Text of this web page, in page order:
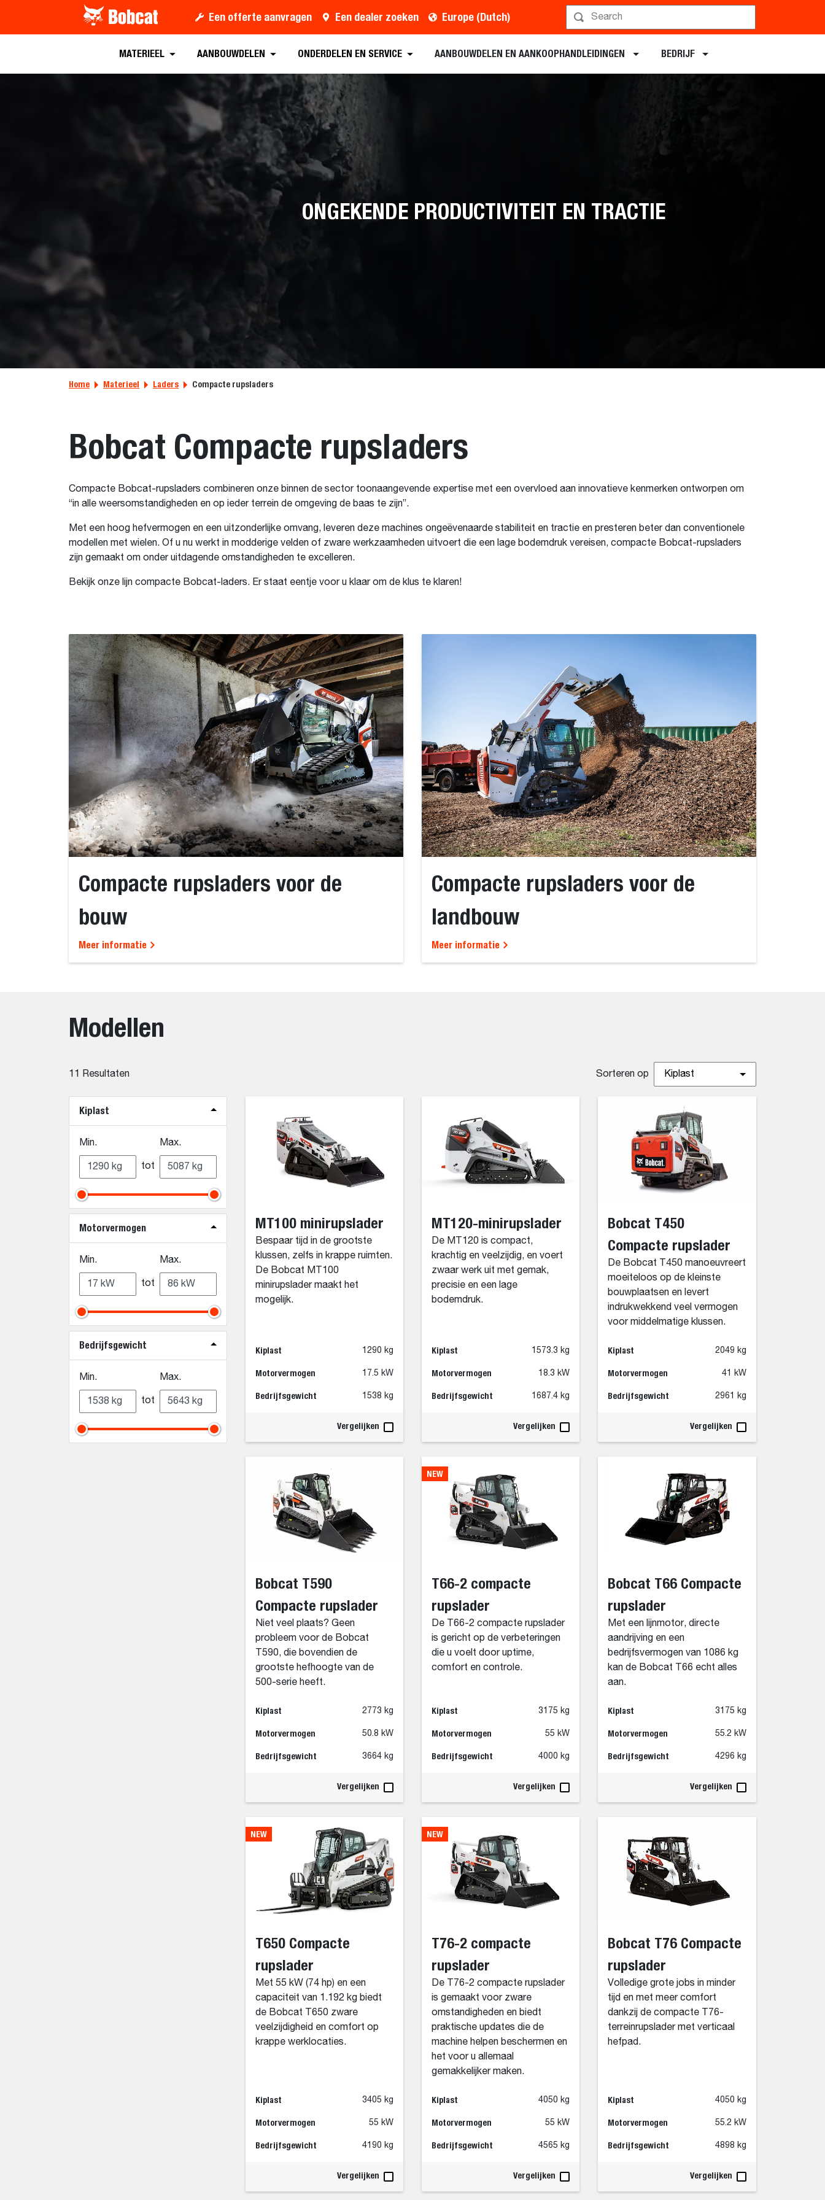
Een offerte aanvragen Een dealer zoeken Europe (Dutch)
MATERIEEL AANBOUWDELEN ONDERDELEN EN SERVICE AANBOUWDELEN EN AANKOOPHANDLEIDINGEN BEDRIJF
ONGEKENDE PRODUCTIVITEIT EN TRACTIE
Home Materieel Laders Compacte rupsladers
Bobcat Compacte rupsladers
Compacte Bobcat-rupsladers combineren onze binnen de sector toonaangevende expertise met een overvloed aan innovatieve kenmerken ontworpen om
“in alle weersomstandigheden en op ieder terrein de omgeving de baas te zijn”.
Met een hoog hefvermogen en een uitzonderlijke omvang, leveren deze machines ongeëvenaarde stabiliteit en tractie en presteren beter dan conventionele
modellen met wielen. Of u nu werkt in modderige velden of zware werkzaamheden uitvoert die een lage bodemdruk vereisen, compacte Bobcat-rupsladers
zijn gemaakt om onder uitdagende omstandigheden te excelleren.
Bekijk onze lijn compacte Bobcat-laders. Er staat eentje voor u klaar om de klus te klaren!
Compacte rupsladers voor de
bouw
Meer informatie
Compacte rupsladers voor de
landbouw
Meer informatie
Modellen
11 Resultaten Sorteren op Kiplast
Kiplast
Min.
tot
Max.
Motorvermogen
Min.
tot
Max.
Bedrijfsgewicht
Min.
tot
Max.
MT100 minirupslader
Bespaar tijd in de grootste
klussen, zelfs in krappe ruimten.
De Bobcat MT100
minirupslader maakt het
mogelijk.
Kiplast 1290 kg
Motorvermogen 17.5 kW
Bedrijfsgewicht 1538 kg
Vergelijken
MT120-minirupslader
De MT120 is compact,
krachtig en veelzijdig, en voert
zwaar werk uit met gemak,
precisie en een lage
bodemdruk.
Kiplast 1573.3 kg
Motorvermogen 18.3 kW
Bedrijfsgewicht 1687.4 kg
Vergelijken
Bobcat T450
Compacte rupslader
De Bobcat T450 manoeuvreert
moeiteloos op de kleinste
bouwplaatsen en levert
indrukwekkend veel vermogen
voor middelmatige klussen.
Kiplast 2049 kg
Motorvermogen 41 kW
Bedrijfsgewicht 2961 kg
Vergelijken
Bobcat T590
Compacte rupslader
Niet veel plaats? Geen
probleem voor de Bobcat
T590, die bovendien de
grootste hefhoogte van de
500-serie heeft.
Kiplast 2773 kg
Motorvermogen 50.8 kW
Bedrijfsgewicht 3664 kg
Vergelijken
NEW
T66-2 compacte
rupslader
De T66-2 compacte rupslader
is gericht op de verbeteringen
die u voelt door uptime,
comfort en controle.
Kiplast 3175 kg
Motorvermogen 55 kW
Bedrijfsgewicht 4000 kg
Vergelijken
Bobcat T66 Compacte
rupslader
Met een lijnmotor, directe
aandrijving en een
bedrijfsvermogen van 1086 kg
kan de Bobcat T66 echt alles
aan.
Kiplast 3175 kg
Motorvermogen 55.2 kW
Bedrijfsgewicht 4296 kg
Vergelijken
NEW
T650 Compacte
rupslader
Met 55 kW (74 hp) en een
capaciteit van 1.192 kg biedt
de Bobcat T650 zware
veelzijdigheid en comfort op
krappe werklocaties.
Kiplast 3405 kg
Motorvermogen 55 kW
Bedrijfsgewicht 4190 kg
Vergelijken
NEW
T76-2 compacte
rupslader
De T76-2 compacte rupslader
is gemaakt voor zware
omstandigheden en biedt
praktische updates die de
machine helpen beschermen en
het voor u allemaal
gemakkelijker maken.
Kiplast 4050 kg
Motorvermogen 55 kW
Bedrijfsgewicht 4565 kg
Vergelijken
Bobcat T76 Compacte
rupslader
Volledige grote jobs in minder
tijd en met meer comfort
dankzij de compacte T76-
terreinrupslader met verticaal
hefpad.
Kiplast 4050 kg
Motorvermogen 55.2 kW
Bedrijfsgewicht 4898 kg
Vergelijken